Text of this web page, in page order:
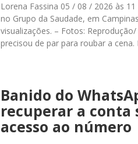
Lorena Fassina 05 / 08 / 2026 às
no Grupo da Saudade, em
visualizações. – Fotos:
precisou de par para roubar a
Banido do
recuperar a conta
acesso ao número